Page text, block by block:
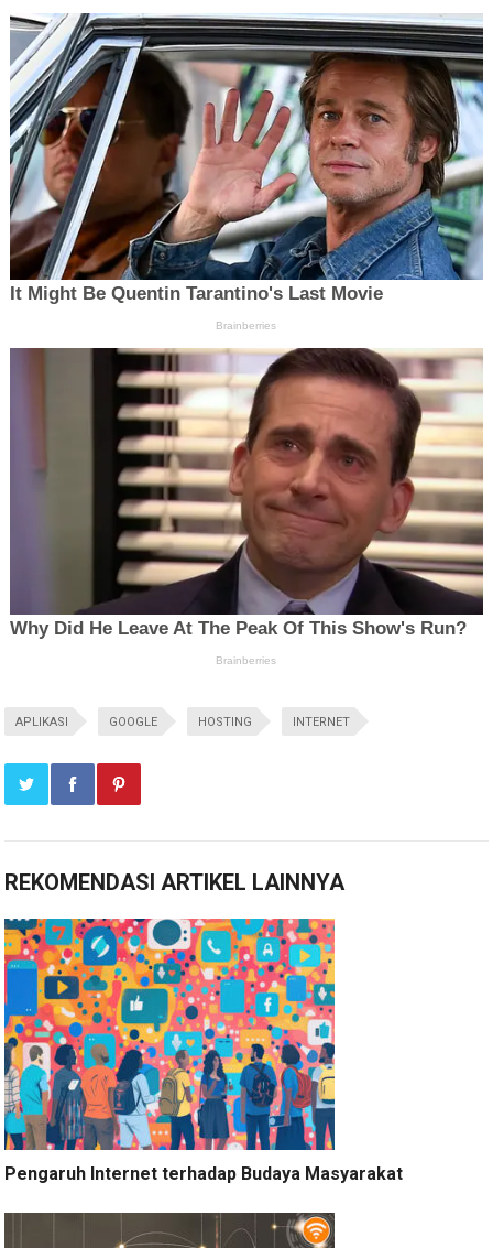
APLIKASI GOOGLE HOSTING INTERNET
REKOMENDASI ARTIKEL LAINNYA
Pengaruh Internet terhadap Budaya Masyarakat